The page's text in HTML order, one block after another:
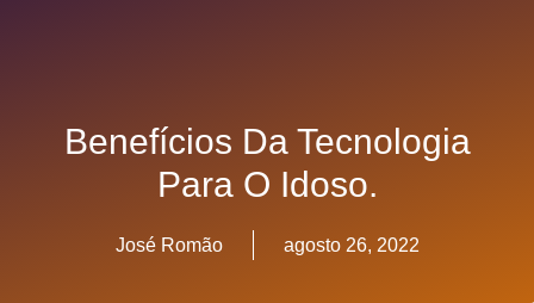
Benefícios Da Tecnologia
Para O Idoso.
José Romão agosto 26, 2022